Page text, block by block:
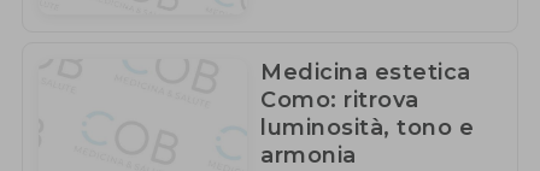
Medicina estetica
Como: ritrova
luminosità, tono e
armonia